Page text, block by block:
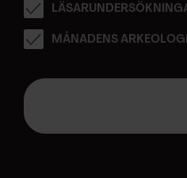
MÅNADENS ARKEOLOGI
E
p